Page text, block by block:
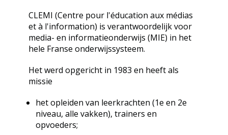
CLEMI (Centre pour l'éducation aux médias
et à l'information) is verantwoordelijk voor
media- en informatieonderwijs (MIE) in het
hele Franse onderwijssysteem.
Het werd opgericht in 1983 en heeft als
missie
het opleiden van leerkrachten (1e en 2e
niveau, alle vakken), trainers en
opvoeders;